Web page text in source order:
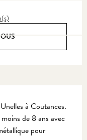
à Coutances.
de 8 ans avec
pour